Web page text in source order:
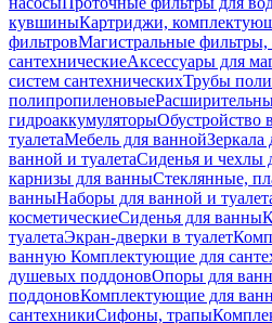
кувшиныКартриджи,
фильтровМагистральные фильтры,
сантехническиеАксессуары для
систем сантехническихТрубы
полипропиленовые
гидроаккумуляторыОбустройство
туалетаМебель для ваннойЗеркала
ванной и туалетаСиденья и чехлы
карнизы для ванныСтеклянные,
ванныНаборы для ванной и
косметическиеСиденья для ванны
туалетаЭкран-дверки в туалет
ванную Комплектующие для
душевых поддоновОпоры для
поддоновКомплектующие для ванн
сантехникиСифоны, трапы